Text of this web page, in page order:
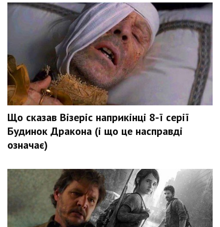
Що сказав Візеріс наприкінці 8-ї серії
Будинок Дракона (і що це насправді
означає)